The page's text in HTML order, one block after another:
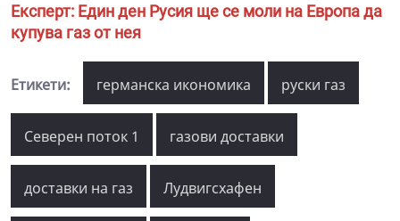
Експерт: Един ден Русия ще се моли на Европа да
купува газ от нея
Етикети: германска икономика руски газ
Северен поток 1 газови доставки
доставки на газ Лудвигсхафен